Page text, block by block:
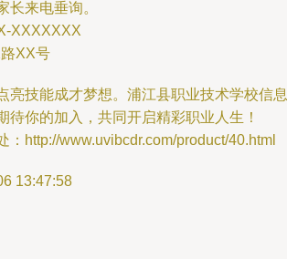
长来电垂询。
XXXXXXX
XX号
亮技能成才梦想。浦江县职业技术学校信息
待你的加入，共同开启精彩职业人生！
：http://www.uvibcdr.com/product/40.html
13:47:58